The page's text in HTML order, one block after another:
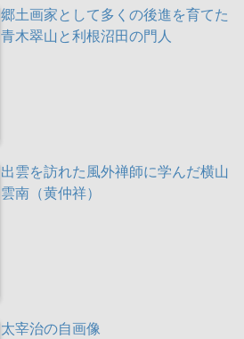
郷土画家として多くの後進を育てた
青木翠山と利根沼田の門人
出雲を訪れた風外禅師に学んだ横山
雲南（黄仲祥）
太宰治の自画像